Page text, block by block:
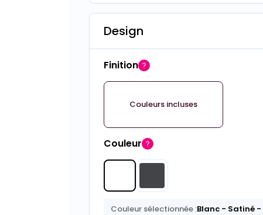
Design
Finition
Couleurs incluses
Couleur
Couleur sélectionnée :Blanc- Satiné-